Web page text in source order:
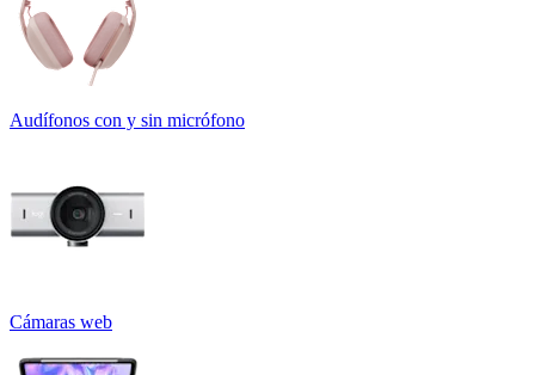
Audífonos con y sin micrófono
Cámaras web